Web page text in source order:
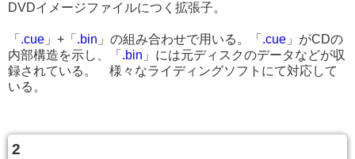
DVDイメージファイルにつく拡張子。
「 .cue 」+「 .bin 」の組み合わせで用いる。「 .cue 」がCDの
内部構造を示し、「 .bin 」には元ディスクのデータなどが収
録されている。 様々なライディングソフトにて対応して
いる。
2